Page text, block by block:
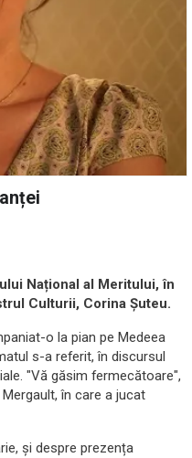
Național al Meritului, în
Culturii, Corina Șuteu.
o la pian pe Medeea
s-a referit, în discursul
"Vă găsim fermecătoare",
în care a jucat
și despre prezența